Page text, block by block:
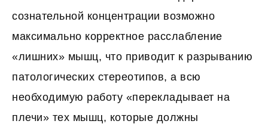
сознательной концентрации возможно
максимально корректное расслабление
«лишних» мышц, что приводит к разрыванию
патологических стереотипов, а всю
необходимую работу «перекладывает на
плечи» тех мышц, которые должны